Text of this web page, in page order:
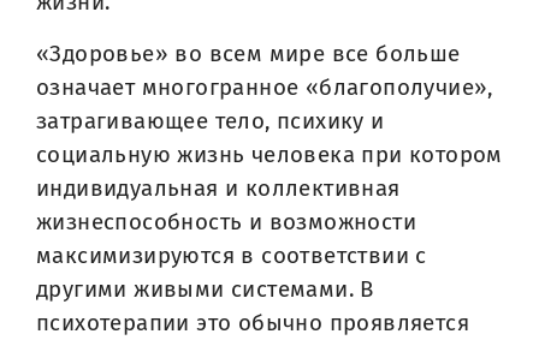
«Здоровье» во всем мире все больше
означает многогранное «благополучие»,
затрагивающее тело, психику и
социальную жизнь человека при котором
индивидуальная и коллективная
жизнеспособность и возможности
максимизируются в соответствии с
другими живыми системами. В
психотерапии это обычно проявляется